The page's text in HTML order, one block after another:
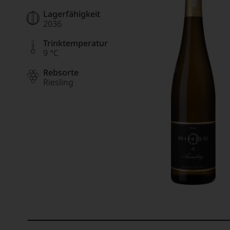
Lagerfähigkeit
2036
Trinktemperatur
9 °C
Rebsorte
Riesling